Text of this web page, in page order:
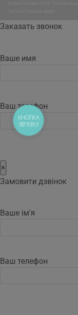
Заказать звонок
Ваше имя
Ваш телефон
×
Замовити дзвінок
Ваше ім'я
Ваш телефон
КНОПКА
ЗВ'ЯЗКУ